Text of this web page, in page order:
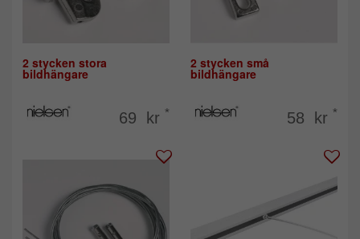
2 stycken stora
bildhängare
69 kr *
2 stycken små
bildhängare
58 kr *